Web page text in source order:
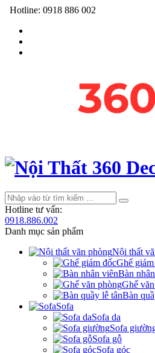
Hotline: 0918 886 002
Hotline tư vấn:
0918.886.002
Danh mục sản phẩm
Nội thất
Ghế
Bàn
Ghế
Bàn
Sofa
Sofa da
Sofa
Sofa gỗ
Sofa góc